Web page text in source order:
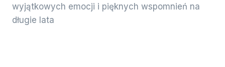
wyjątkowych emocji i pięknych wspomnień na
długie lata